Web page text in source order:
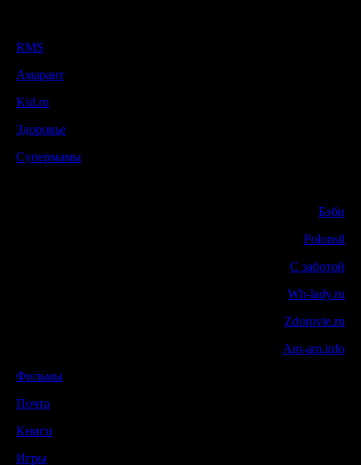
RMS
Амарант
Kid.ru
Здоровье
Супермамы
Бэби
Polonsil
С заботой
Wh-lady.ru
Zdorovie.ru
Am-am.info
Фильмы
Почта
Книги
Игры